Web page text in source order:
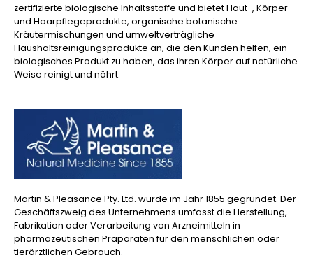
zertifizierte biologische Inhaltsstoffe und bietet Haut-, Körper-
und Haarpflegeprodukte, organische botanische
Kräutermischungen und umweltverträgliche
Haushaltsreinigungsprodukte an, die den Kunden helfen, ein
biologisches Produkt zu haben, das ihren Körper auf natürliche
Weise reinigt und nährt.
Martin & Pleasance Pty. Ltd. wurde im Jahr 1855 gegründet. Der
Geschäftszweig des Unternehmens umfasst die Herstellung,
Fabrikation oder Verarbeitung von Arzneimitteln in
pharmazeutischen Präparaten für den menschlichen oder
tierärztlichen Gebrauch.